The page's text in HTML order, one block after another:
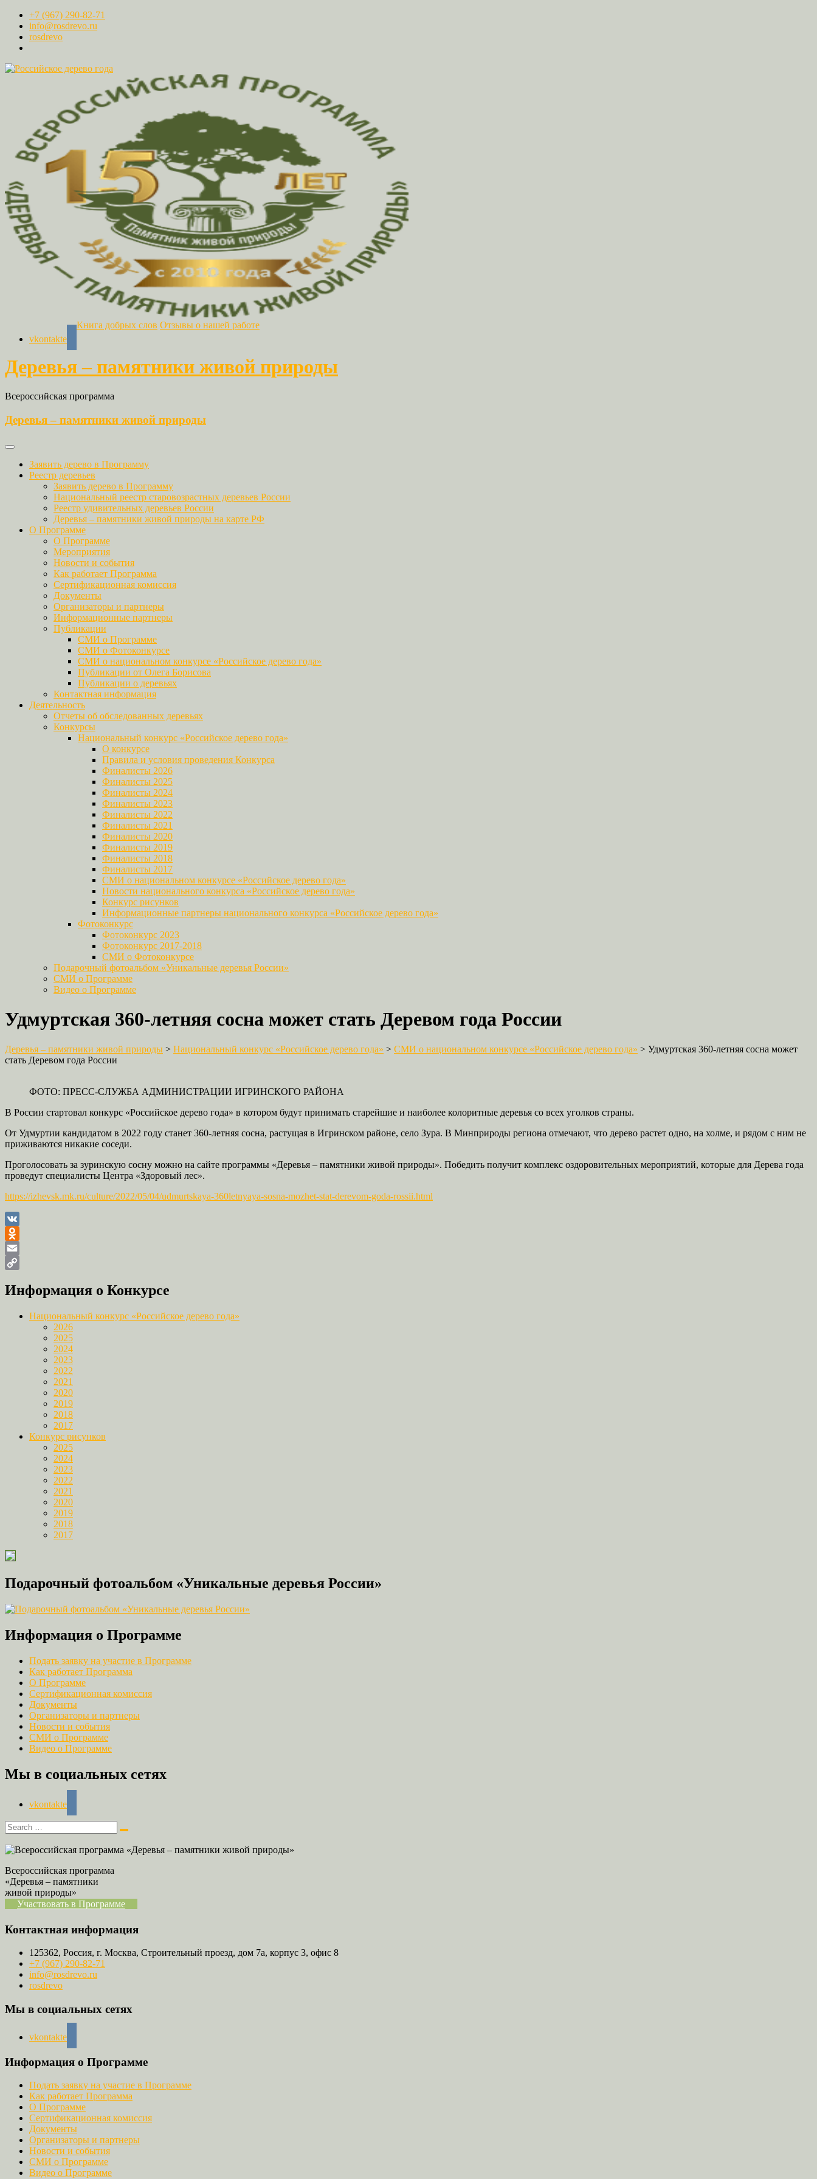
+7 (967) 290-82-71
info@rosdrevo.ru
rosdrevo
vkontakte
Книга добрых слов Отзывы о нашей работе
Деревья – памятники живой природы
Всероссийская программа
Деревья – памятники живой природы
Заявить дерево в Программу
Реестр деревьев
Заявить дерево в Программу
Национальный реестр старовозрастных деревьев России
Реестр удивительных деревьев России
Деревья – памятники живой природы на карте РФ
О Программе
О Программе
Мероприятия
Новости и события
Как работает Программа
Сертификационная комиссия
Документы
Организаторы и партнеры
Информационные партнеры
Публикации
СМИ о Программе
СМИ о Фотоконкурсе
СМИ о национальном конкурсе «Российское дерево года»
Публикации от Олега Борисова
Публикации о деревьях
Контактная информация
Деятельность
Отчеты об обследованных деревьях
Конкурсы
Национальный конкурс «Российское дерево года»
О конкурсе
Правила и условия проведения Конкурса
Финалисты 2026
Финалисты 2025
Финалисты 2024
Финалисты 2023
Финалисты 2022
Финалисты 2021
Финалисты 2020
Финалисты 2019
Финалисты 2018
Финалисты 2017
СМИ о национальном конкурсе «Российское дерево года»
Новости национального конкурса «Российское дерево года»
Конкурс рисунков
Информационные партнеры национального конкурса «Российское дерево года»
Фотоконкурс
Фотоконкурс 2023
Фотоконкурс 2017-2018
СМИ о Фотоконкурсе
Подарочный фотоальбом «Уникальные деревья России»
СМИ о Программе
Видео о Программе
Удмуртская 360-летняя сосна может стать Деревом года России
Деревья – памятники живой природы > Национальный конкурс «Российское дерево года» > СМИ о национальном конкурсе «Российское дерево года» > Удмуртская 360-летняя сосна может
стать Деревом года России
ФОТО: ПРЕСС-СЛУЖБА АДМИНИСТРАЦИИ ИГРИНСКОГО РАЙОНА
В России стартовал конкурс «Российское дерево года» в котором будут принимать старейшие и наиболее колоритные деревья со всех уголков страны.
От Удмуртии кандидатом в 2022 году станет 360-летняя сосна, растущая в Игринском районе, село Зура. В Минприроды региона отмечают, что дерево растет одно, на холме, и рядом с ним не
приживаются никакие соседи.
Проголосовать за зуринскую сосну можно на сайте программы «Деревья – памятники живой природы». Победить получит комплекс оздоровительных мероприятий, которые для Дерева года
проведут специалисты Центра «Здоровый лес».
https://izhevsk.mk.ru/culture/2022/05/04/udmurtskaya-360letnyaya-sosna-mozhet-stat-derevom-goda-rossii.html
VK
Odnoklassniki
Email
Link
Информация о Конкурсе
Национальный конкурс «Российское дерево года»
2026
2025
2024
2023
2022
2021
2020
2019
2018
2017
Конкурс рисунков
2025
2024
2023
2022
2021
2020
2019
2018
2017
Подарочный фотоальбом «Уникальные деревья России»
Информация о Программе
Подать заявку на участие в Программе
Как работает Программа
О Программе
Сертификационная комиссия
Документы
Организаторы и партнеры
Новости и события
СМИ о Программе
Видео о Программе
Мы в социальных сетях
vkontakte
Всероссийская программа
«Деревья – памятники
живой природы»
Участвовать в Программе
Контактная информация
125362, Россия, г. Москва, Строительный проезд, дом 7а, корпус 3, офис 8
+7 (967) 290-82-71
info@rosdrevo.ru
rosdrevo
Мы в социальных сетях
vkontakte
Информация о Программе
Подать заявку на участие в Программе
Как работает Программа
О Программе
Сертификационная комиссия
Документы
Организаторы и партнеры
Новости и события
СМИ о Программе
Видео о Программе